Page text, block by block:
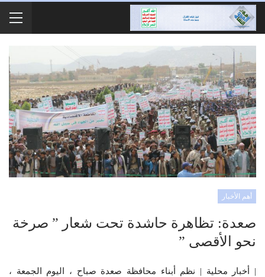
أهم الأخبار
صعدة: تظاهرة حاشدة تحت شعار ” صرخة
نحو الأقصى ”
| أخبار محلية | نظم أبناء محافظة صعدة صباح ، اليوم الجمعة ،